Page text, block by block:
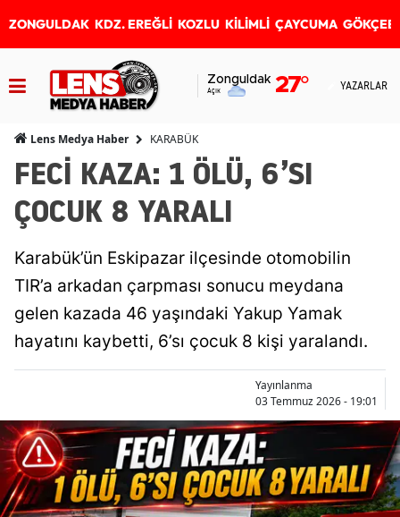
ZONGULDAK KDZ. EREĞLİ KOZLU KİLİMLİ ÇAYCUMA
Zonguldak
Açık 27° YAZARLAR
Lens Medya Haber KARABÜK
FECİ KAZA: 1 ÖLÜ, 6’SI
ÇOCUK 8 YARALI
Karabük’ün Eskipazar ilçesinde otomobilin
TIR’a arkadan çarpması sonucu meydana
gelen kazada 46 yaşındaki Yakup Yamak
hayatını kaybetti, 6’sı çocuk 8 kişi yaralandı.
Yayınlanma
03 Temmuz 2026 - 19:01